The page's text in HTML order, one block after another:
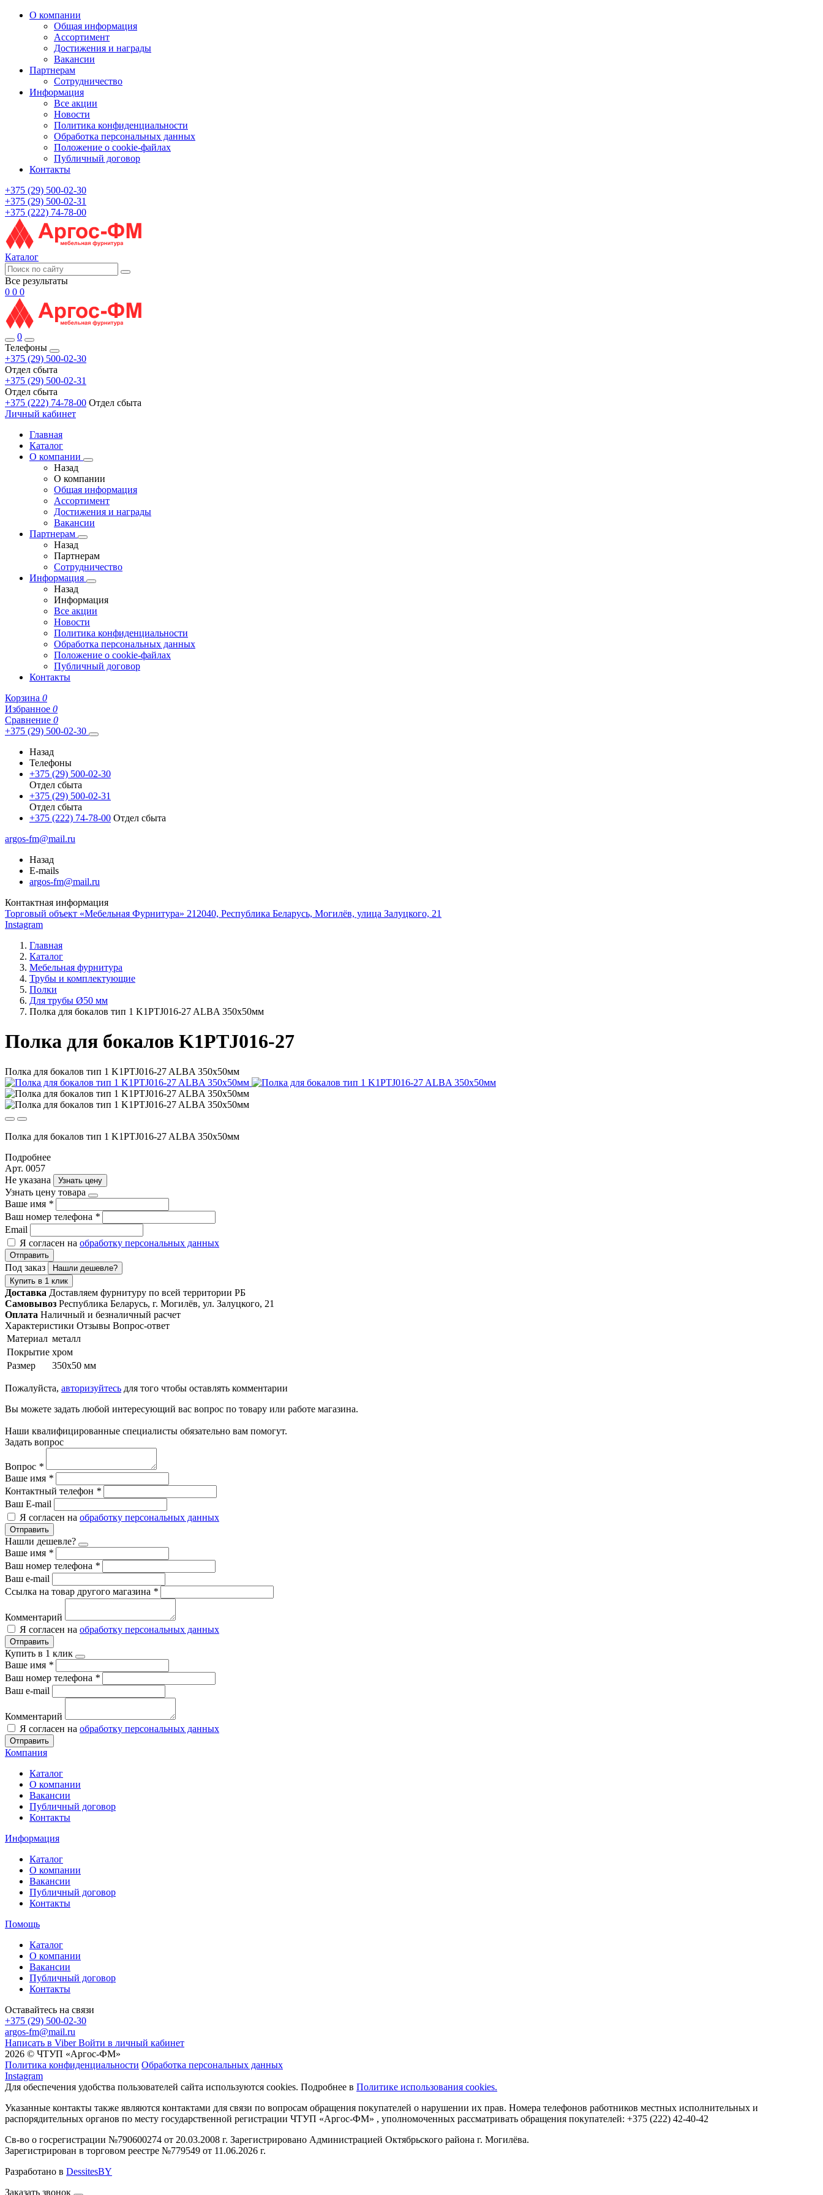
О компании
Общая информация
Ассортимент
Достижения и награды
Вакансии
Партнерам
Сотрудничество
Информация
Все акции
Новости
Политика конфиденциальности
Обработка персональных данных
Положение о cookie-файлах
Публичный договор
Контакты
+375 (29) 500-02-30
+375 (29) 500-02-31
+375 (222) 74-78-00
Каталог
Все результаты
0 0 0
0
Телефоны
+375 (29) 500-02-30
Отдел сбыта
+375 (29) 500-02-31
Отдел сбыта
+375 (222) 74-78-00 Отдел сбыта
Личный кабинет
Главная
Каталог
О компании
Назад
О компании
Общая информация
Ассортимент
Достижения и награды
Вакансии
Партнерам
Назад
Партнерам
Сотрудничество
Информация
Назад
Информация
Все акции
Новости
Политика конфиденциальности
Обработка персональных данных
Положение о cookie-файлах
Публичный договор
Контакты
Корзина 0
Избранное 0
Сравнение 0
+375 (29) 500-02-30
Назад
Телефоны
+375 (29) 500-02-30
Отдел сбыта
+375 (29) 500-02-31
Отдел сбыта
+375 (222) 74-78-00 Отдел сбыта
argos-fm@mail.ru
Назад
E-mails
argos-fm@mail.ru
Контактная информация
Торговый объект «Мебельная Фурнитура» 212040, Республика Беларусь, Могилёв, улица Залуцкого, 21
Instagram
Главная
Каталог
Мебельная фурнитура
Трубы и комплектующие
Полки
Для трубы Ø50 мм
Полка для бокалов тип 1 K1PTJ016-27 ALBA 350х50мм
Полка для бокалов K1PTJ016-27
Полка для бокалов тип 1 K1PTJ016-27 ALBA 350х50мм
Полка для бокалов тип 1 K1PTJ016-27 ALBA 350х50мм
Подробнее
Арт. 0057
Не указана
Узнать цену
Узнать цену товара
Ваше имя *
Ваш номер телефона *
Email
Я согласен на обработку персональных данных
Отправить
Под заказ
Нашли дешевле?
Купить в 1 клик
Доставка Доставляем фурнитуру по всей территории РБ
Самовывоз Республика Беларусь, г. Могилёв, ул. Залуцкого, 21
Оплата Наличный и безналичный расчет
Характеристики Отзывы Вопрос-ответ
Материал металл
Покрытие хром
Размер
350х50 мм
Пожалуйста, авторизуйтесь для того чтобы оставлять комментарии
Вы можете задать любой интересующий вас вопрос по товару или работе магазина.
Наши квалифицированные специалисты обязательно вам помогут.
Задать вопрос
Вопрос *
Ваше имя *
Контактный телефон *
Ваш E-mail
Я согласен на обработку персональных данных
Отправить
Нашли дешевле?
Ваше имя *
Ваш номер телефона *
Ваш e-mail
Ссылка на товар другого магазина *
Комментарий
Я согласен на обработку персональных данных
Отправить
Купить в 1 клик
Ваше имя *
Ваш номер телефона *
Ваш e-mail
Комментарий
Я согласен на обработку персональных данных
Отправить
Компания
Каталог
О компании
Вакансии
Публичный договор
Контакты
Информация
Каталог
О компании
Вакансии
Публичный договор
Контакты
Помощь
Каталог
О компании
Вакансии
Публичный договор
Контакты
Оставайтесь на связи
+375 (29) 500-02-30
argos-fm@mail.ru
Написать в Viber Войти в личный кабинет
2026 © ЧТУП «Аргос-ФМ»
Политика конфиденциальности Обработка персональных данных
Instagram
Для обеспечения удобства пользователей сайта используются cookies. Подробнее в Политике использования cookies.
Указанные контакты также являются контактами для связи по вопросам обращения покупателей о нарушении их прав. Номера телефонов работников местных исполнительных и
распорядительных органов по месту государственной регистрации ЧТУП «Аргос-ФМ» , уполномоченных рассматривать обращения покупателей: +375 (222) 42-40-42
Св-во о госрегистрации №790600274 от 20.03.2008 г. Зарегистрировано Администрацией Октябрьского района г. Могилёва.
Зарегистрирован в торговом реестре №779549 от 11.06.2026 г.
Разработано в DessitesBY
Заказать звонок